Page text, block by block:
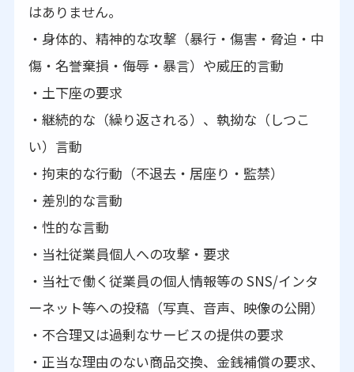
はありません。
・身体的、精神的な攻撃（暴行・傷害・脅迫・中
傷・名誉棄損・侮辱・暴言）や威圧的言動
・土下座の要求
・継続的な（繰り返される）、執拗な（しつこ
い）言動
・拘束的な行動（不退去・居座り・監禁）
・差別的な言動
・性的な言動
・当社従業員個人への攻撃・要求
・当社で働く従業員の個人情報等の SNS/インタ
ーネット等への投稿（写真、音声、映像の公開）
・不合理又は過剰なサービスの提供の要求
・正当な理由のない商品交換、金銭補償の要求、